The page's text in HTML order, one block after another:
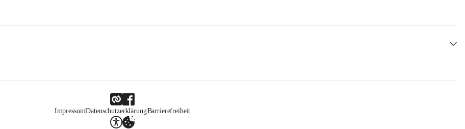
ImpressumDatenschutzerklärungBarrierefreiheit